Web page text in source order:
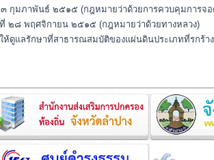
กุมภาพันธ์ ๒๕๑๕ (กฎหมายว่าด้วยการควบคุมการจอ
๒๘ พฤศจิกายน ๒๕๑๕ (กฎหมายว่าด้วยทางหลวง)
แลรักษาที่สาธารณสมบัติของแผ่นดินประเภทที่รกร้าง